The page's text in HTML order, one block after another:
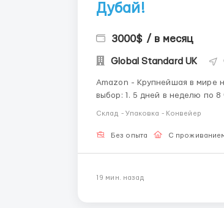
Дубай!
3000$ / в месяц
Global Standard UK
Amazon - Крупнейшая в мире на
выбор: 1. 5 дней в неделю по 8 часов (180 часов в месяц) – $3500 2. 6 дней в неделю по 10 часов
Склад - Упаковка - Конвейер
Без опыта С
19 мин. назад